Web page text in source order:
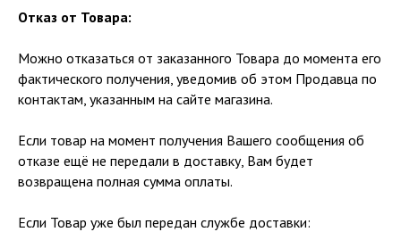
Отказ от Товара:
Можно отказаться от заказанного Товара до момента его
фактического получения, уведомив об этом Продавца по
контактам, указанным на сайте магазина.
Если товар на момент получения Вашего сообщения об
отказе ещё не передали в доставку, Вам будет
возвращена полная сумма оплаты.
Если Товар уже был передан службе доставки: